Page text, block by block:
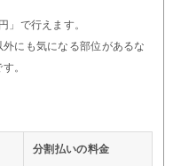
」で行えます。
にも気になる部位があるな
。
分割払いの料金